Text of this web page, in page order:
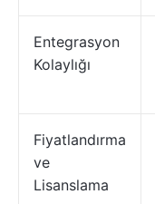
Entegrasyon
Kolaylığı
Fiyatlandırma
ve
Lisanslama